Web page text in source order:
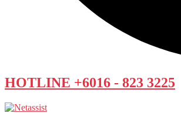
HOTLINE +6016 - 823 3225